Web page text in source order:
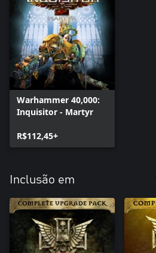
Warhammer 40,000:
Inquisitor - Martyr
R$112,45+
Inclusão em